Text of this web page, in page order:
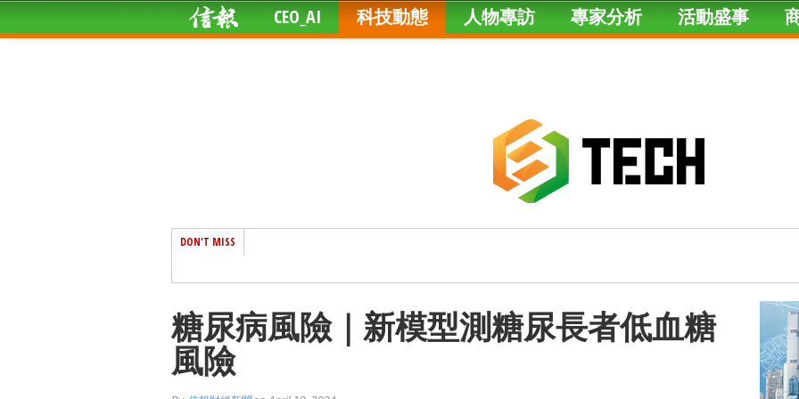
CEO_AI 科技動態 人物專訪 專家分析 活動盛事
DON'T MISS
糖尿病風險｜新模型測糖尿長者低血糖
風險